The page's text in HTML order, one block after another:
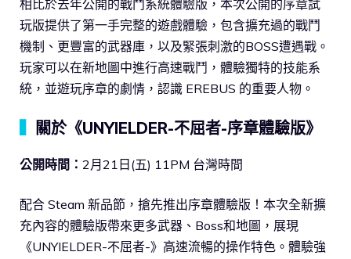
相比於去年公開的戰鬥系統體驗版，本次公開的序章試
玩版提供了第一手完整的遊戲體驗，包含擴充過的戰鬥
機制、更豐富的武器庫，以及緊張刺激的BOSS遭遇戰。
玩家可以在新地圖中進行高速戰鬥，體驗獨特的技能系
統，並遊玩序章的劇情，認識 EREBUS 的重要人物。
關於《UNYIELDER-不屈者-序章體驗版》
公開時間： 2月21日(五) 11PM 台灣時間
配合 Steam 新品節，搶先推出序章體驗版！本次全新擴
充內容的體驗版帶來更多武器、Boss和地圖，展現
《UNYIELDER-不屈者-》高速流暢的操作特色。體驗強